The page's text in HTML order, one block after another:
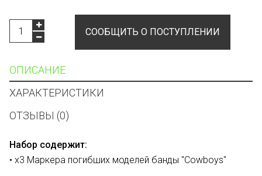
СООБЩИТЬ О ПОСТУПЛЕНИИ
ОПИСАНИЕ
ХАРАКТЕРИСТИКИ
ОТЗЫВЫ (0)
Набор содержит:
• х3 Маркера погибших моделей банды "Cowboys"